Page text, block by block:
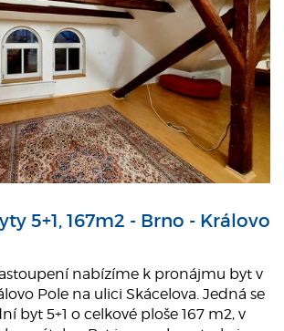
5+1, 167m2 - Brno - Královo
nabízíme k pronájmu byt v
Pole na ulici Skácelova. Jedná se
byt 5+1 o celkové ploše 167 m2, v